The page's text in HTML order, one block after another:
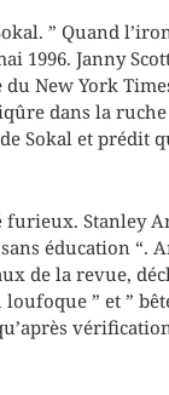
” Quand
1996. Janny
New York
dans la
Sokal et prédit
furieux. Stanley
éducation “.
de la revue,
” et ”